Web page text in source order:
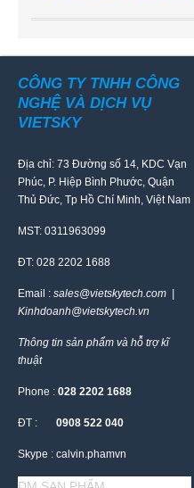
CÔNG TY TNHH CÔNG
NGHỆ VÀ DỊCH VỤ
VIETSKY
Địa chỉ: 73 Đường số 14, KDC Vạn
Phúc, P. Hiệp Bình Phước, Quận
Thủ Đức, Tp Hồ Chí Minh, Việt Nam
MST: 0311963099
ĐT: 028 2202 1688
Email : sales@vietskytech.com |
Kinhdoanh@vietskytech.vn
Thông tin sản phẩm và hỗ trợ kĩ
thuật
Phone : 028 2202 1688
ĐT : 0908 522 040
Skype : calvin.phamvn